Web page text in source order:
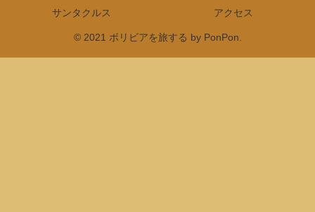
サンタクルス
アクセス
© 2021 ボリビアを旅する by PonPon.